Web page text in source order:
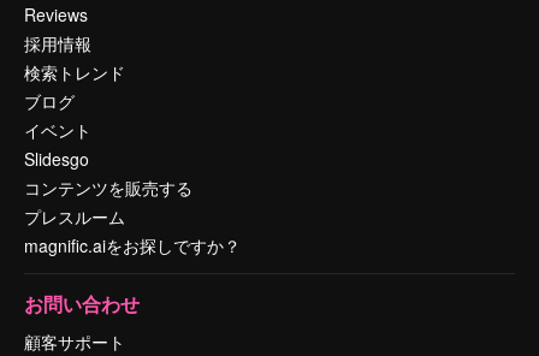
Reviews
採用情報
検索トレンド
ブログ
イベント
Slidesgo
コンテンツを販売する
プレスルーム
magnific.aiをお探しですか？
お問い合わせ
顧客サポート